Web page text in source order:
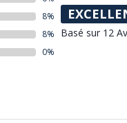
8%
8%
0%
Basé sur 12